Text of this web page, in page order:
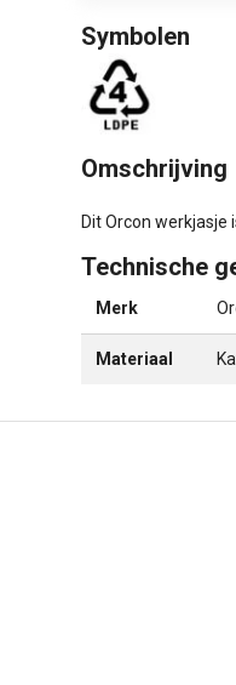
Symbolen
Omschrijving
Dit Orcon werkjasje
Technische
Merk
Materiaal